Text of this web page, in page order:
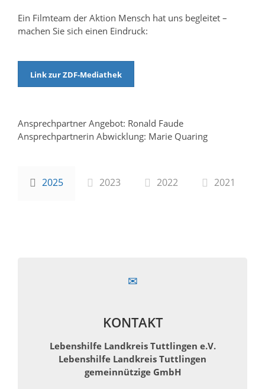
Ein Filmteam der Aktion Mensch hat uns begleitet –
machen Sie sich einen Eindruck:
Link zur ZDF-Mediathek
Ansprechpartner Angebot: Ronald Faude
Ansprechpartnerin Abwicklung: Marie Quaring
2025 2023 2022 2021
KONTAKT
Lebenshilfe Landkreis Tuttlingen e.V.
Lebenshilfe Landkreis Tuttlingen
gemeinnützige GmbH